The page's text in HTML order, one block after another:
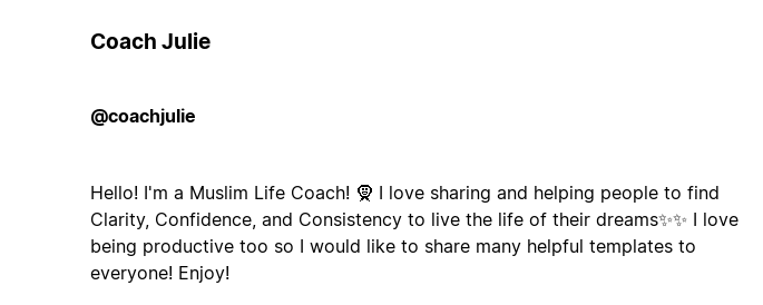
Coach Julie
@coachjulie
Hello! I'm a Muslim Life Coach! 🧕 I love sharing and helping people to find
Clarity, Confidence, and Consistency to live the life of their dreams✨️✨️ I love
being productive too so I would like to share many helpful templates to
everyone! Enjoy!